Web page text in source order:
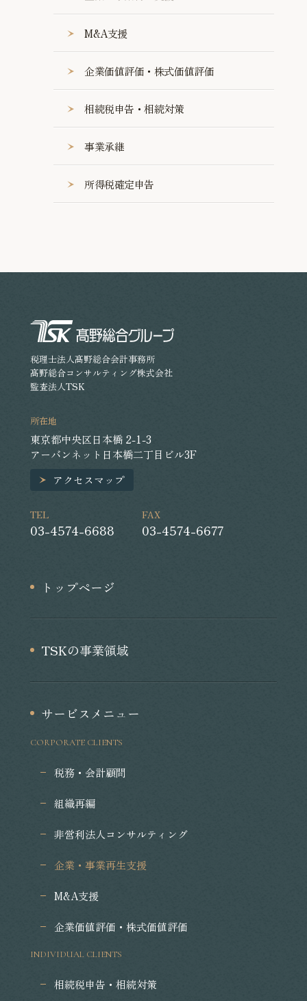
M&A支援
企業価値評価・株式価値評価
相続税申告・相続対策
事業承継
所得税確定申告
税理士法人髙野総合会計事務所
髙野総合コンサルティング株式会社
監査法人TSK
所在地
東京都中央区日本橋 2-1-3
アーバンネット日本橋二丁目ビル3F
アクセスマップ
TEL
03-4574-6688
FAX
03-4574-6677
トップページ
TSKの事業領域
サービスメニュー
CORPORATE CLIENTS
税務・会計顧問
組織再編
非営利法人コンサルティング
企業・事業再生支援
M&A支援
企業価値評価・株式価値評価
INDIVIDUAL CLIENTS
相続税申告・相続対策